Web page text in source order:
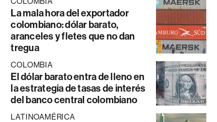
La mala hora del exportador
colombiano: dólar barato,
aranceles y fletes que no dan
tregua
COLOMBIA
El dólar barato entra de lleno en
la estrategia de tasas de interés
del banco central colombiano
LATINOAMÉRICA